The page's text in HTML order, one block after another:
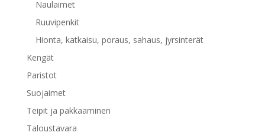
Naulaimet
Ruuvipenkit
Hionta, katkaisu, poraus, sahaus, jyrsinterät
Kengät
Paristot
Suojaimet
Teipit ja pakkaaminen
Taloustavara